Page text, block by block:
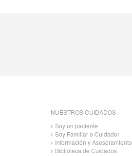
NUESTROS CUIDADOS
Soy un paciente
Soy Familiar o Cuidador
Información y Asesoramiento
Biblioteca de Cuidados